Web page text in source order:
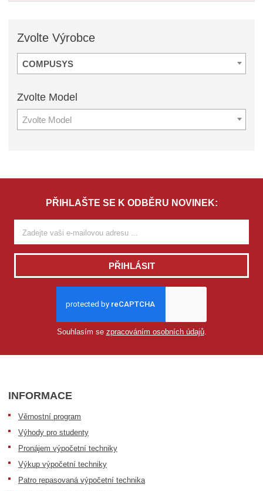
ZvolteVýrobce
COMPUSYS
Zvolte Model
Zvolte Model
PŘIHLAŠTE SE K ODBĚRU NOVINEK:
PŘIHLÁSIT
Souhlasím se zpracováním osobních údajů.
INFORMACE
Věrnostní program
Výhody pro studenty
Pronájem výpočetní techniky
Výkup výpočetní techniky
Patro repasovaná výpočetní technika